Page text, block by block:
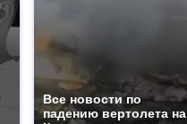
Все новости по
падению вертолета на